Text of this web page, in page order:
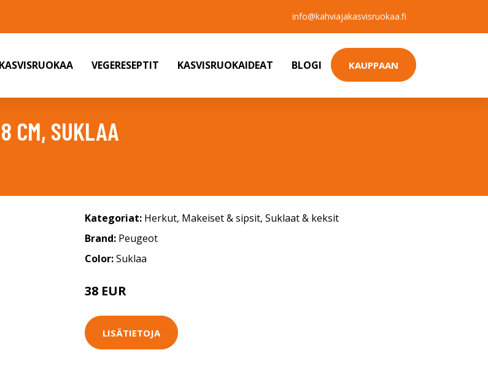
info@kahviajakasvisruokaa.fi
KASVISRUOKAA VEGERESEPTIT KASVISRUOKAIDEAT BLOGI KAUPPAAN
CM, SUKLAA
Kategoriat: Herkut, Makeiset & sipsit, Suklaat & keksit
Brand: Peugeot
Color:Suklaa
38 EUR
LISÄTIETOJA